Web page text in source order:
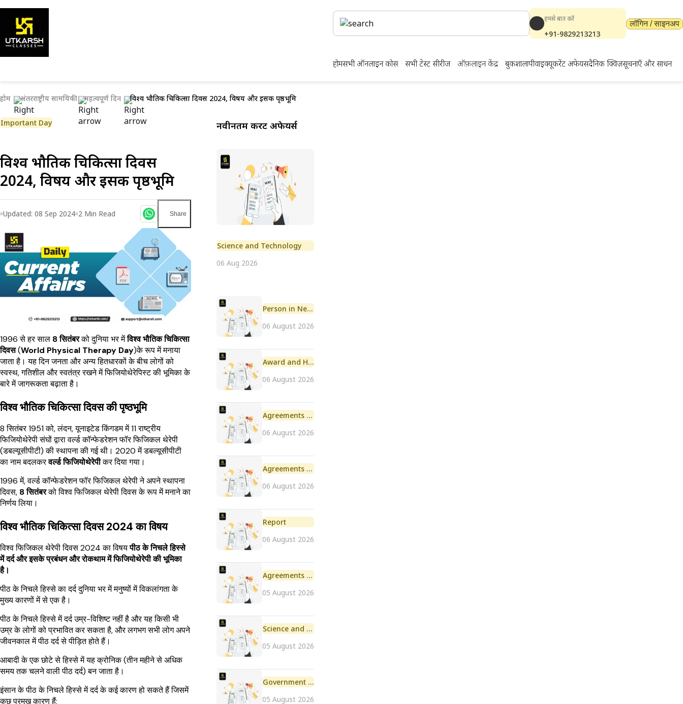
हमसे बात करें
+91-9829213213
लॉगिन / साइनअप
होमसभी ऑनलाइन कोर्स सभी टेस्ट सीरीज ऑफ़लाइन केंद्र बुकशालापीवाईक्यूकरेंट अफेयर्सदैनिक क्विज़सूचनाएँ और साधन
होम अंतरराष्ट्रीय सामयिकी महत्वपूर्ण दिन विश्व भौतिक चिकित्सा दिवस 2024, विषय और इसकी पृष्ठभूमि
Important Day
विश्व भौतिक चिकित्सा दिवस
2024, विषय और इसकी पृष्ठभूमि
Updated: 08 Sep 2024 2 Min Read Share
1996 से हर साल 8 सितंबरको दुनिया भर मेंविश्व भौतिक चिकित्सा
दिवस(World Physical Therapy Day)के रूप में मनाया
जाता है। यह दिन जनता और अन्य हितधारकों के बीच लोगों को
स्वस्थ, गतिशील और स्वतंत्र रखने में फिजियोथेरेपिस्ट की भूमिका के
बारे में जागरूकता बढ़ाता है।
विश्व भौतिक चिकित्सा दिवस की पृष्ठभूमि
8 सितंबर 1951 को, लंदन, यूनाइटेड किंगडम में 11 राष्ट्रीय
फिजियोथेरेपी संघों द्वारा वर्ल्ड कॉन्फेडरेशन फॉर फिजिकल थेरेपी
(डबल्यूसीपीटी) की स्थापना की गई थी। 2020 में डबल्यूसीपीटी
का नाम बदलकरवर्ल्ड फिजियोथेरेपीकर दिया गया।
1996 में, वर्ल्ड कॉन्फेडरेशन फॉर फिजिकल थेरेपी ने अपने स्थापना
दिवस, 8 सितंबरको विश्व फिजिकल थेरेपी दिवस के रूप में मनाने का
निर्णय लिया।
विश्व भौतिक चिकित्सा दिवस 2024 का विषय
विश्व फिजिकल थेरेपी दिवस 2024 का विषयपीठ के निचले हिस्से
में दर्द और इसके प्रबंधन और रोकथाम में फिजियोथेरेपी की भूमिका
है।
पीठ के निचले हिस्से का दर्द दुनिया भर में मनुष्यों में विकलांगता के
मुख्य कारणों में से एक है।
पीठ के निचले हिस्से में दर्द उम्र-विशिष्ट नहीं है और यह किसी भी
उम्र के लोगों को प्रभावित कर सकता है, और लगभग सभी लोग अपने
जीवनकाल में पीठ दर्द से पीड़ित होते हैं।
आबादी के एक छोटे से हिस्से में यह क्रोनिक (तीन महीने से अधिक
समय तक चलने वाली पीठ दर्द) बन जाता है।
इंसान के पीठ के निचले हिस्से में दर्द के कई कारण हो सकते हैं जिसमें
कुछ प्रमुख कारण हैं;
नवीनतम करेंट अफेयर्स
Science and Technology
06 Aug 2026
Person in News
06 August 2026
Award and Honour
06 August 2026
Agreements and MoU
06 August 2026
Agreements and MoU
06 August 2026
Report
06 August 2026
Agreements and MoU
05 August 2026
Science and Technology
05 August 2026
Government Initiative
05 August 2026